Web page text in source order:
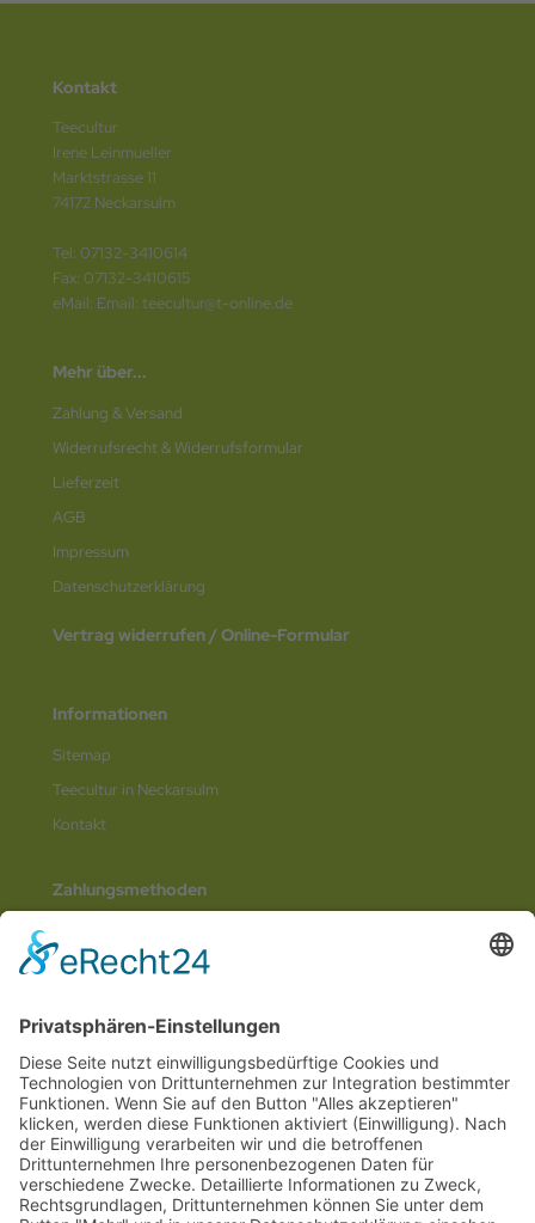
Kontakt
Teecultur
Irene Leinmueller
Marktstrasse 11
74172 Neckarsulm
Tel: 07132-3410614
Fax: 07132-3410615
eMail: Email: teecultur@t-online.de
Mehr über...
Zahlung & Versand
Widerrufsrecht & Widerrufsformular
Lieferzeit
AGB
Impressum
Datenschutz­erklärung
Vertrag widerrufen / Online-Formular
Informationen
Sitemap
Teecultur in Neckarsulm
Kontakt
Zahlungsmethoden
Social Media
© 2026Internetwerbung by Webjoker.eu
Wir sind IhrOnline www für ganz Deutschlandund alle Bundesländer wieBaden-